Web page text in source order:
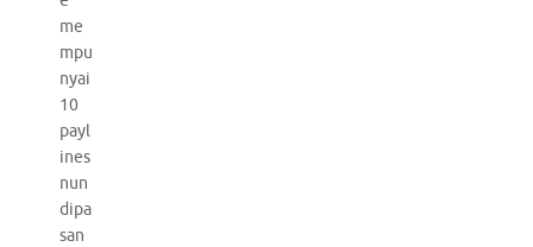
me
mpu
nyai
10
payl
ines
nun
dipa
san